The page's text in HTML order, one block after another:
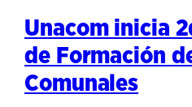
Unacom inicia
de Formación
Comunales